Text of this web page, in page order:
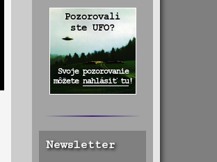
Newsletter